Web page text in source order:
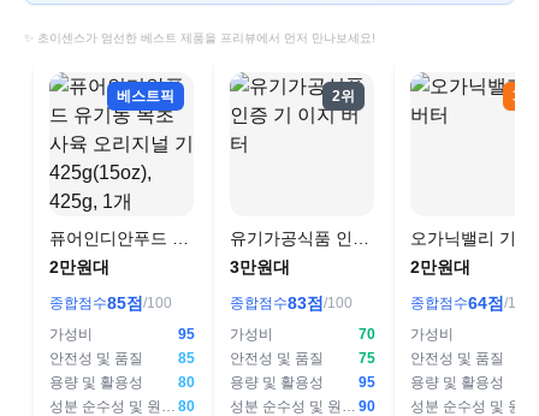
✨ 초이센스가 엄선한 베스트 제품을 프리뷰에서 먼저 만나보세요!
베스트픽
퓨어인디안푸드 유
기농 목초 사육 오리
425g(15oz), 425g,
1개
2만원대
종합점수85점 /100
가성비
95
안전성 및 품질
85
용량 및 활용성
80
성분 순수성 및 원산지 80
2위
유기가공식품 인증
기 이지 버터
3만원대
종합점수83점 /100
가성비
70
안전성 및 품질
75
용량 및 활용성
95
성분 순수성 및 원산지 90
3위
오가닉밸리 기
2만원대
종합점수64점 /100
가성비
안전성 및 품질
용량 및 활용성